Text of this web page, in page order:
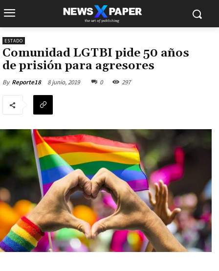
ESTADO
Comunidad LGTBI pide 50 años
de prisión para agresores
By Reporte18 8 junio, 2019 0 297